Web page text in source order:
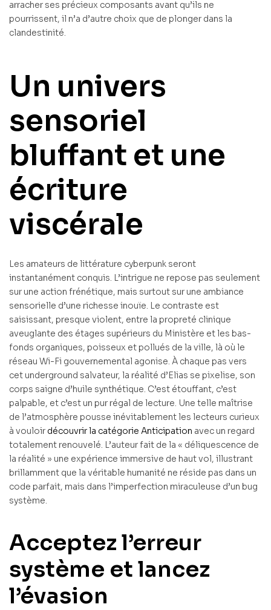
arracher ses précieux composants avant qu’ils ne
pourrissent, il n’a d’autre choix que de plonger dans la
clandestinité.
Un univers
sensoriel
bluffant et une
écriture
viscérale
Les amateurs de littérature cyberpunk seront
instantanément conquis. L’intrigue ne repose pas seulement
sur une action frénétique, mais surtout sur une ambiance
sensorielle d’une richesse inouïe. Le contraste est
saisissant, presque violent, entre la propreté clinique
aveuglante des étages supérieurs du Ministère et les bas-
fonds organiques, poisseux et pollués de la ville, là où le
réseau Wi-Fi gouvernemental agonise. À chaque pas vers
cet underground salvateur, la réalité d’Elias se pixelise, son
corps saigne d’huile synthétique. C’est étouffant, c’est
palpable, et c’est un pur régal de lecture. Une telle maîtrise
de l’atmosphère pousse inévitablement les lecteurs curieux
à vouloir découvrir la catégorie Anticipation avec un regard
totalement renouvelé. L’auteur fait de la « déliquescence de
la réalité » une expérience immersive de haut vol, illustrant
brillamment que la véritable humanité ne réside pas dans un
code parfait, mais dans l’imperfection miraculeuse d’un bug
système.
Acceptez l’erreur
système et lancez
l’évasion